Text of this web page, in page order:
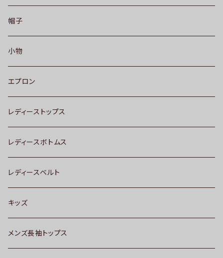
帽子
小物
エプロン
レディーストップス
レディースボトムス
レディースベルト
キッズ
メンズ長袖トップス